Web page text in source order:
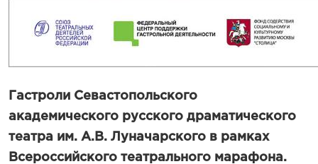
Гастроли Севастопольского
академического русского драматического
театра им. А.В. Луначарского в рамках
Всероссийского театрального марафона.